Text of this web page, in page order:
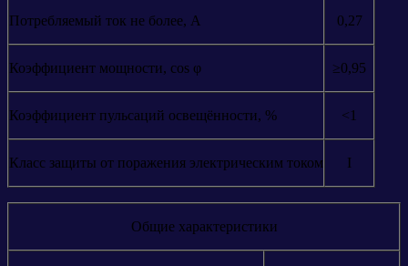
Потребляемый ток не более, А 0,27
Коэффициент мощности, cos φ ≥0,95
Коэффициент пульсаций освещённости, % <1
Класс защиты от поражения электрическим током I
Общие характеристики